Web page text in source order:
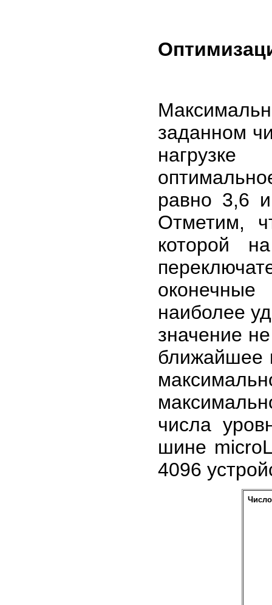
заданном
равно 3,6
Отметим,
которой
наиболее
значение
ближайшее
числа
шине
4096